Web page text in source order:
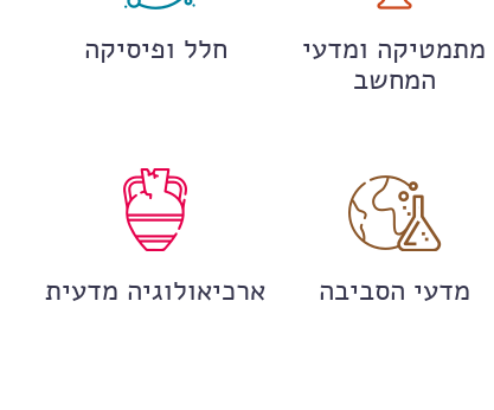
מתמטיקה ומדעי
המחשב
חלל ופיסיקה
מדעי הסביבה ארכיאולוגיה מדעית